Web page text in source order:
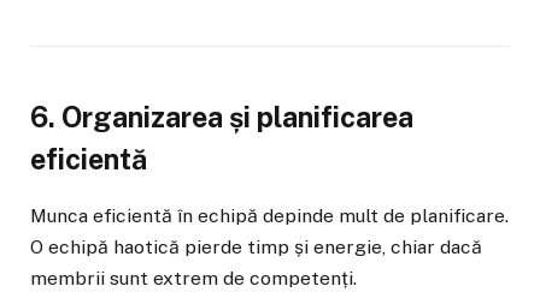
6. Organizarea și planificarea
eficientă
Munca eficientă în echipă depinde mult de planificare.
O echipă haotică pierde timp și energie, chiar dacă
membrii sunt extrem de competenți.